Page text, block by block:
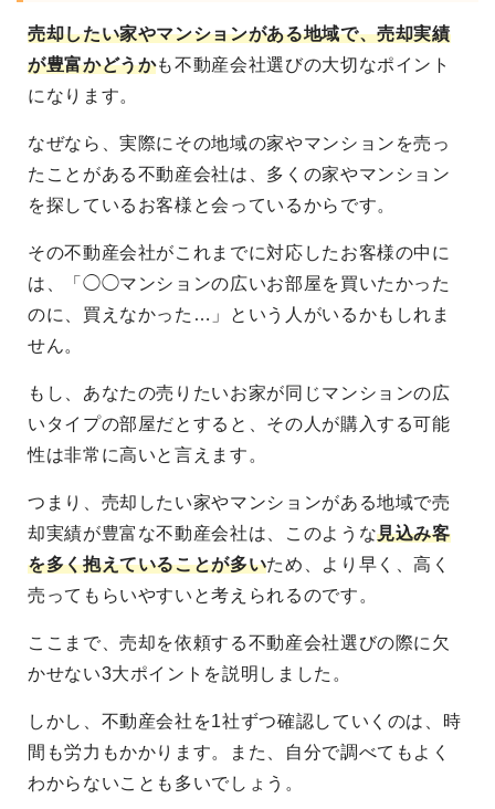
売却したい家やマンションがある地域で、売却実績
が豊富かどうかも不動産会社選びの大切なポイント
になります。
なぜなら、実際にその地域の家やマンションを売っ
たことがある不動産会社は、多くの家やマンション
を探しているお客様と会っているからです。
その不動産会社がこれまでに対応したお客様の中に
は、「◯◯マンションの広いお部屋を買いたかった
のに、買えなかった…」という人がいるかもしれま
せん。
もし、あなたの売りたいお家が同じマンションの広
いタイプの部屋だとすると、その人が購入する可能
性は非常に高いと言えます。
つまり、売却したい家やマンションがある地域で売
却実績が豊富な不動産会社は、このような見込み客
を多く抱えていることが多いため、より早く、高く
売ってもらいやすいと考えられるのです。
ここまで、売却を依頼する不動産会社選びの際に欠
かせない3大ポイントを説明しました。
しかし、不動産会社を1社ずつ確認していくのは、時
間も労力もかかります。また、自分で調べてもよく
わからないことも多いでしょう。